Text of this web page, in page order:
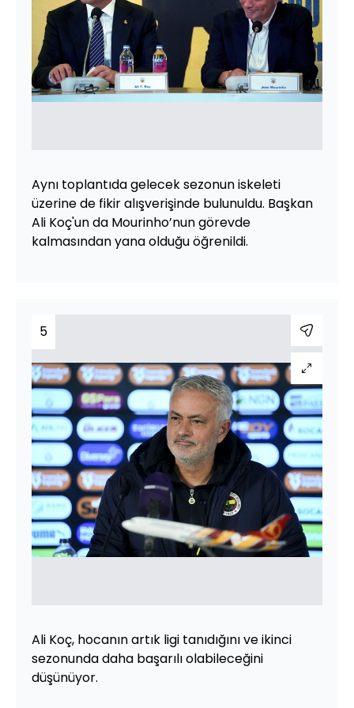
Aynı toplantıda gelecek sezonun iskeleti
üzerine de fikir alışverişinde bulunuldu. Başkan
Ali Koç'un da Mourinho’nun görevde
kalmasından yana olduğu öğrenildi.
5
Ali Koç, hocanın artık ligi tanıdığını ve ikinci
sezonunda daha başarılı olabileceğini
düşünüyor.